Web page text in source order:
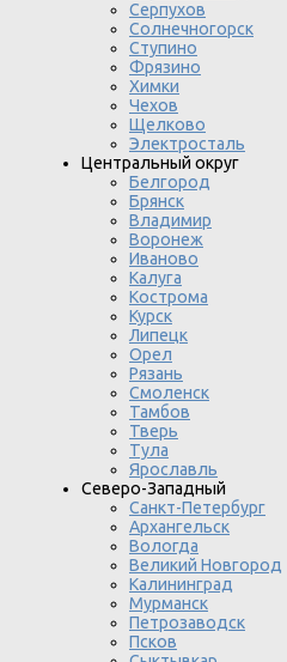
Серпухов
Солнечногорск
Ступино
Фрязино
Химки
Чехов
Щелково
Электросталь
Центральный округ
Белгород
Брянск
Владимир
Воронеж
Иваново
Калуга
Кострома
Курск
Липецк
Орел
Рязань
Смоленск
Тамбов
Тверь
Тула
Ярославль
Северо-Западный
Санкт-Петербург
Архангельск
Вологда
Великий Новгород
Калининград
Мурманск
Петрозаводск
Псков